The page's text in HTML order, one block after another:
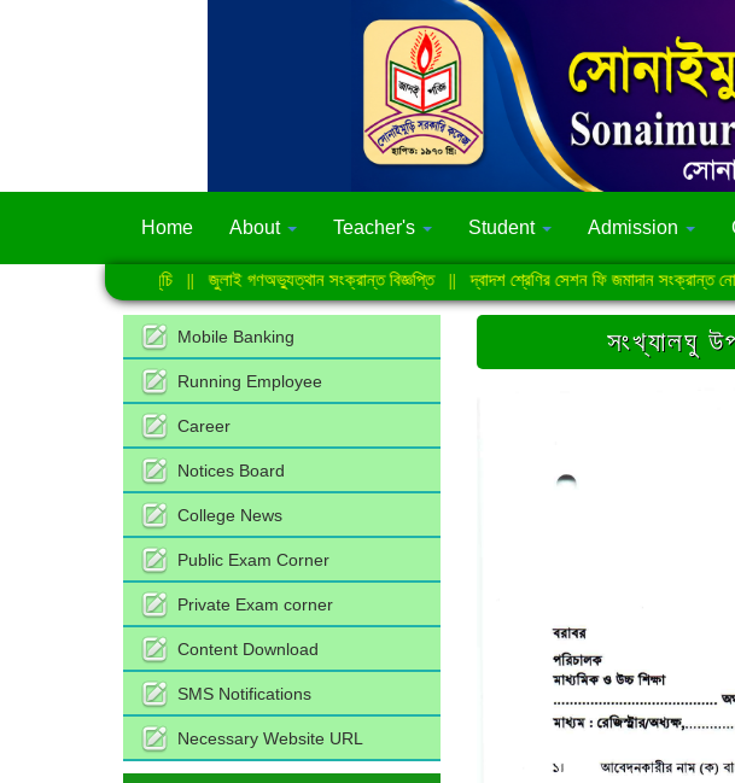
Home About Teacher's Student Admission
2026 এর সময়সূচি ||জুলাই গণঅভ্যুত্থান সংক্রান্ত বিজ্ঞপ্তি||দ্বাদশ শ্রেণির সেশন ফি জমাদান সংক্রান্ত নোটিশ
Mobile Banking
Running Employee
Career
Notices Board
College News
Public Exam Corner
Private Exam corner
Content Download
SMS Notifications
Necessary Website URL
সংখ্যালঘু